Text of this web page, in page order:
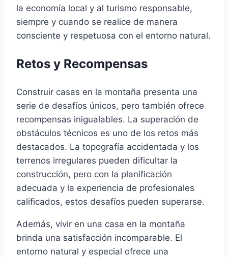
la economía local y al turismo responsable,
siempre y cuando se realice de manera
consciente y respetuosa con el entorno natural.
Retos y Recompensas
Construir casas en la montaña presenta una
serie de desafíos únicos, pero también ofrece
recompensas inigualables. La superación de
obstáculos técnicos es uno de los retos más
destacados. La topografía accidentada y los
terrenos irregulares pueden dificultar la
construcción, pero con la planificación
adecuada y la experiencia de profesionales
calificados, estos desafíos pueden superarse.
Además, vivir en una casa en la montaña
brinda una satisfacción incomparable. El
entorno natural y especial ofrece una